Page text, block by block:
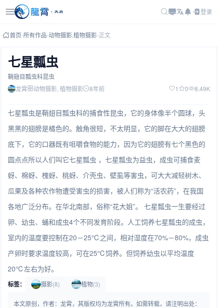
登录
首页-所有作品-动物摄影,植物摄影-正文
七星瓢虫
鞘翅目瓢虫科昆虫
龙霄
动物摄影 , 植物摄影 8年前 1 0 8.49K
七星瓢虫是鞘翅目瓢虫科的捕食性昆虫，它的身体像半个圆球，头
黑黑的翅膀是橘色的。触角很短，不太明显，它的脚在大大的翅膀
底下，它的口器既有咀嚼食物的能力，因为它的翅膀有七个黑色的
圆点点所以人们叫它七星瓢虫 ，七星瓢虫为益虫，成虫可捕食麦
蚜、棉蚜、槐蚜、桃蚜、介壳虫、壁虱等害虫，可大大减轻树木、
瓜果及各种农作物遭受害虫的损害，被人们称为“活农药”，在我国
各地广泛分布。在华北南部，俗称“花大姐”。 七星瓢虫一生要经过
卵、幼虫、蛹和成虫4个不同发育阶段。人工饲养七星瓢虫的成虫，
室内的温度要控制在20－25℃之间，相对湿度在70%－80%，成虫
产卵时要求温度较高，可在25℃饲养。但饲养幼虫以平均温度
20℃左右为好。
标签： 摄影(8) 植物(3)
本文原创，作者：龙霄，其版权均为龙霄所有。如需转载，请注明出处：